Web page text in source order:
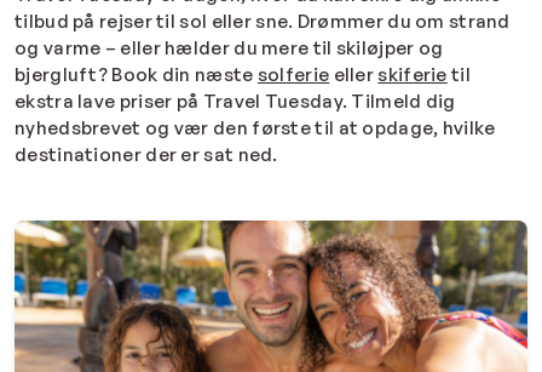
tilbud på rejser til sol eller sne. Drømmer du om strand
og varme – eller hælder du mere til skiløjper og
bjergluft? Book din næste solferie ellerskiferie til
ekstra lave priser på Travel Tuesday. Tilmeld dig
nyhedsbrevet og vær den første til at opdage, hvilke
destinationer der er sat ned.